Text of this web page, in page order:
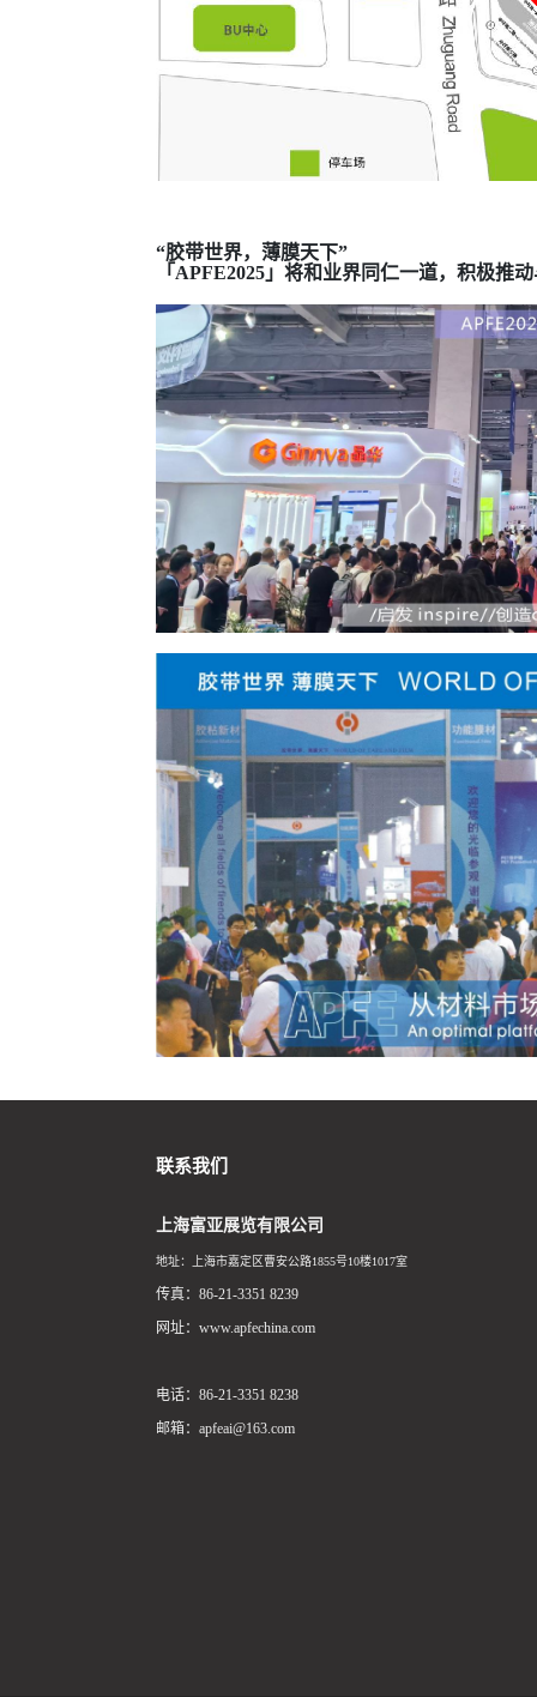
“胶带世界，薄膜天下”
「APFE2025」将和业界同仁一道，积极推
联系我们
上海富亚展览有限公司
地址：上海市嘉定区曹安公路1855号10楼1017室
传真：86-21-3351 8239
网址：www.apfechina.com
电话：86-21-3351 8238
邮箱：apfeai@163.com